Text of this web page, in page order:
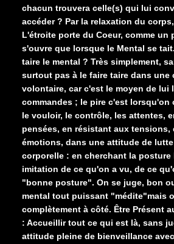
chacun trouvera celle(s) qui lui
accéder ? Par la relaxation du
L'étroite porte du Coeur, comme un
s'ouvre que lorsque le Mental se
taire le mental ? Très simplement,
surtout pas à le faire taire dans une
volontaire, car c'est le moyen de lui
commandes ; le pire c'est lorsqu'on
le vouloir, le contrôle, les attentes,
pensées, en résistant aux
émotions, dans une attitude de
corporelle : en cherchant la posture
imitation de ce qu'on a vu, de ce
"bonne posture". On se juge, bon
mental tout puissant "médite"mais
complètement à côté. Être Présent
: Accueillir tout ce qui est là, sans
attitude pleine de bienveillance